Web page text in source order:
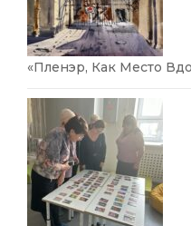
«Пленэр, Как Место